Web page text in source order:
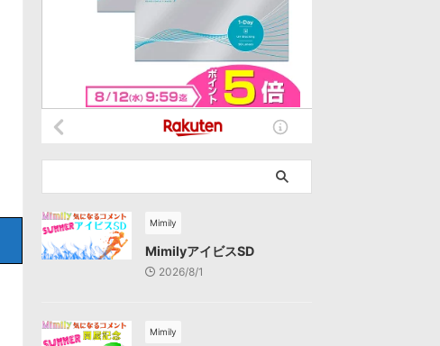
Mimily
MimilyアイビスSD
2026/8/1
Mimily